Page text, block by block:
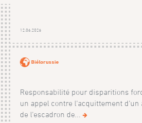
12.06.2026
Biélorussie
Responsabilité pour disparitions
un appel contre l'acquittement d'un
de l'escadron de...